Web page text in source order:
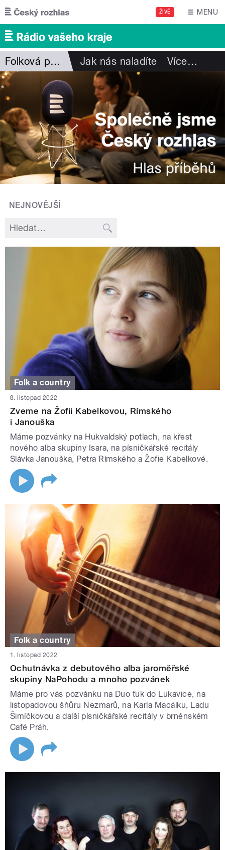
Přejít k hlavnímu obsahu
ŽIVĚ MENU
Folková pohlazení Jak nás naladíte Více…
NEJNOVĚJŠÍ
Folk a country
8. listopad 2022
Zveme na Žofii Kabelkovou, Rímského
i Janouška
Máme pozvánky na Hukvaldský potlach, na křest
nového alba skupiny Isara, na písničkářské recitály
Slávka Janouška, Petra Rímského a Žofie Kabelkové.
Folk a country
1. listopad 2022
Ochutnávka z debutového alba jaroměřské
skupiny NaPohodu a mnoho pozvánek
Máme pro vás pozvánku na Duo ťuk do Lukavice, na
listopadovou šňůru Nezmarů, na Karla Macálku, Ladu
Šimíčkovou a další písničkářské recitály v brněnském
Café Práh.